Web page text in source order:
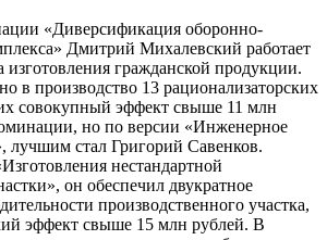
«Диверсификация оборонно-
Дмитрий Михалевский работает
изготовления гражданской продукции.
в производство 13 рационализаторских
совокупный эффект свыше 11 млн
но по версии «Инженерное
лучшим стал Григорий Савенков.
нестандартной
он обеспечил двукратное
производственного участка,
эффект свыше 15 млн рублей. В